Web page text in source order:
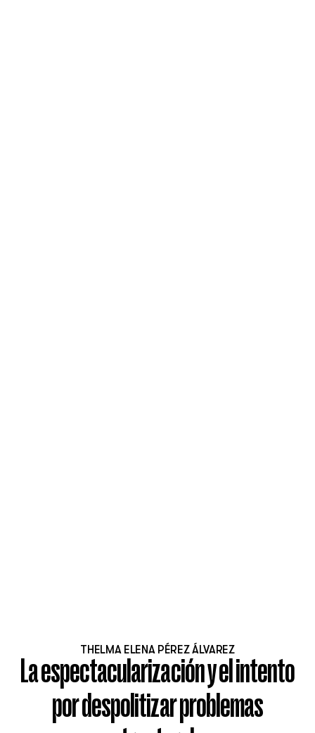
THELMA ELENA PÉREZ ÁLVAREZ
La espectacularización y el intento
por despolitizar problemas